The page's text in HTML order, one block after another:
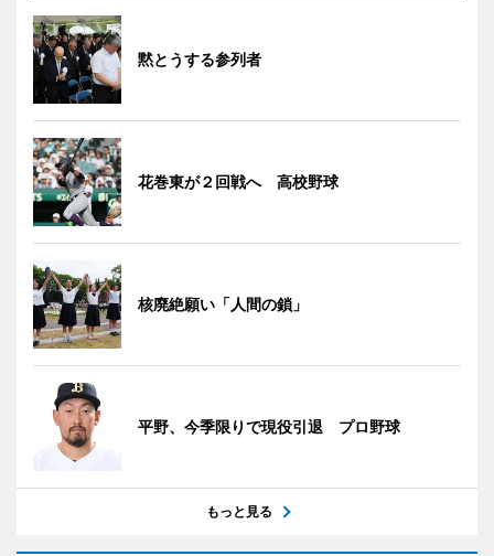
黙とうする参列者
花巻東が２回戦へ 高校野球
核廃絶願い「人間の鎖」
平野、今季限りで現役引退 プロ野球
もっと見る